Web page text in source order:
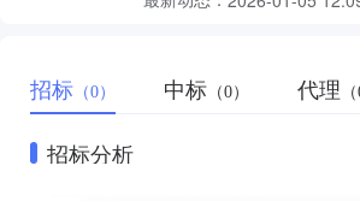
招标 （0） 中标 （0） 代理
招标分析